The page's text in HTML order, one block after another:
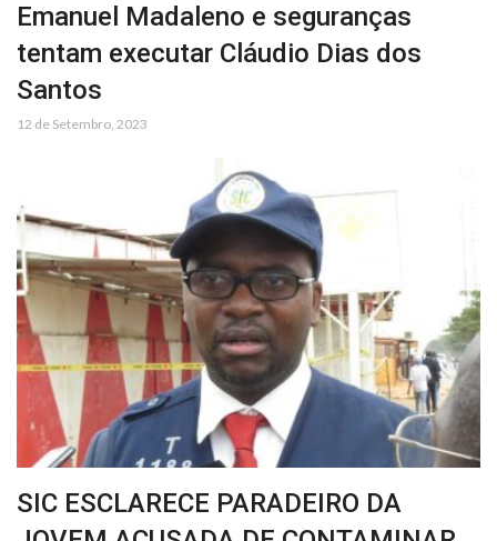
Emanuel Madaleno e seguranças
tentam executar Cláudio Dias dos
Santos
12 de Setembro, 2023
SIC ESCLARECE PARADEIRO DA